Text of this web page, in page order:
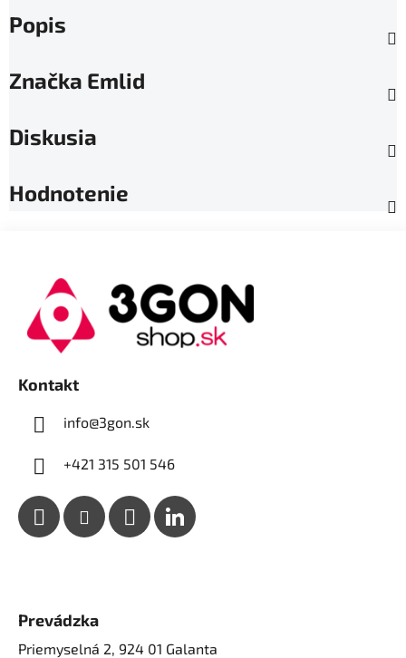
Popis
Značka Emlid
Diskusia
Hodnotenie
Kontakt
info@3gon.sk
+421 315 501 546
Prevádzka
Priemyselná 2, 924 01 Galanta